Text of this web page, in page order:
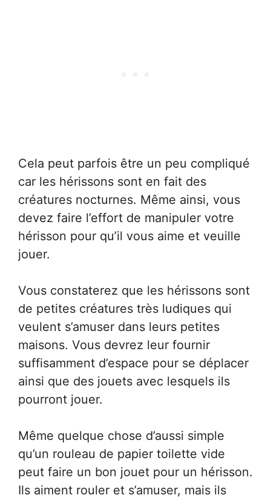
Cela peut parfois être un peu compliqué
car les hérissons sont en fait des
créatures nocturnes. Même ainsi, vous
devez faire l’effort de manipuler votre
hérisson pour qu’il vous aime et veuille
jouer.
Vous constaterez que les hérissons sont
de petites créatures très ludiques qui
veulent s’amuser dans leurs petites
maisons. Vous devrez leur fournir
suffisamment d’espace pour se déplacer
ainsi que des jouets avec lesquels ils
pourront jouer.
Même quelque chose d’aussi simple
qu’un rouleau de papier toilette vide
peut faire un bon jouet pour un hérisson.
Ils aiment rouler et s’amuser, mais ils